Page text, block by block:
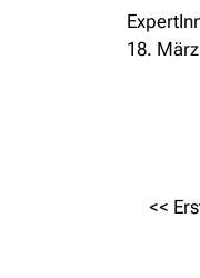
18.
<<